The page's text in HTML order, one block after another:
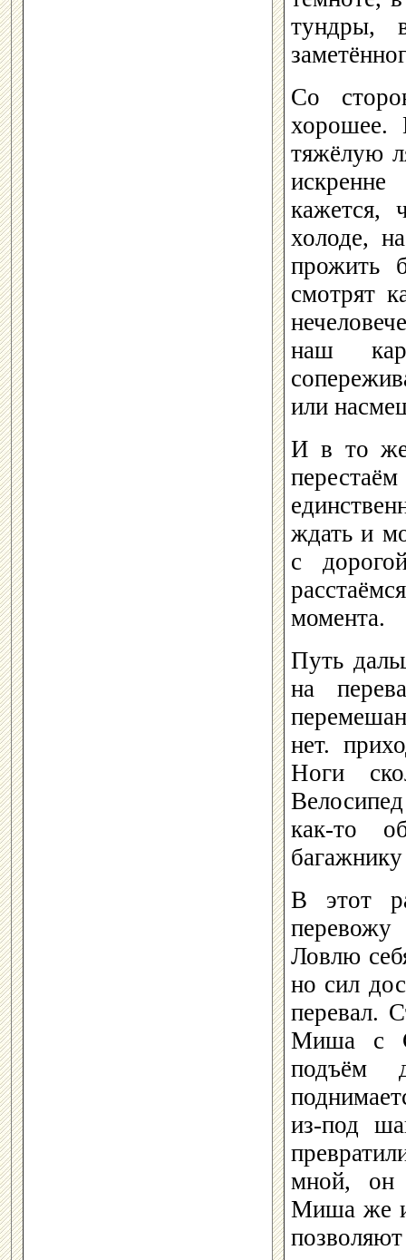
тундры,
Со
хорошее.
тяжёлую
кажется,
холоде,
прожить
смотрят
наш
или
И в то же
ждать и
с
момента.
Путь
на
нет.
Ноги
как-то
В этот
Ловлю
но сил
перевал.
Миша с
подъём
из-под
мной, он
Миша же